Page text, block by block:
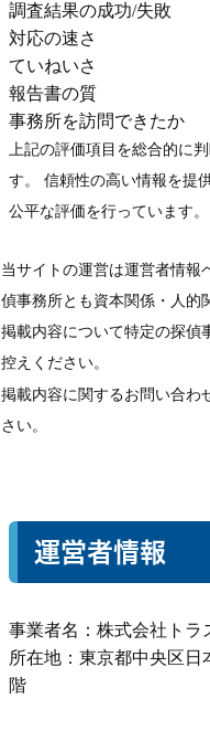
調査結果の成功/失敗
対応の速さ
ていねいさ
報告書の質
事務所を訪問できたか
上記の評価項目を総合的に
す。 信頼性の高い情報を提
公平な評価を行っています。
当サイトの運営は運営者情報
偵事務所とも資本関係・人的
掲載内容について特定の探偵
控えください。
掲載内容に関するお問い合わ
さい。
運営者情報
事業者名：株式会社トラ
所在地：東京都中央区日